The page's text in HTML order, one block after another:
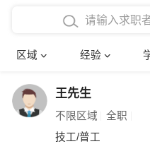
区域 经验
在校学生工作经验
四年以上工作经验
五年以上工作经验
博士
文员
财务会计
王先生
不限区域 全职
技工/普工